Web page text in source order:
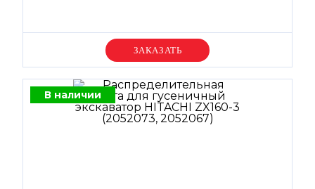
Уточняйте цену
В наличии